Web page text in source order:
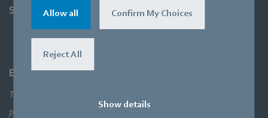
Allow all Confirm My Choices
Reject All
Show details
Support
Entreprise
Technologies de pointe, solutions d’application révolutionnaires,
produits innovants… Tout cela serait impossible sans une vue